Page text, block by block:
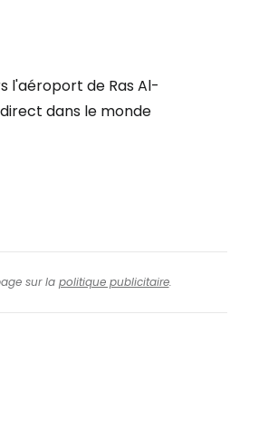
l'aéroport de Ras Al-
dans le monde
sur la politique publicitaire.